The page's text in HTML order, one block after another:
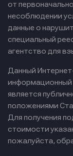
от
несоблюдении
данные о
специальный
агентство для
Данный
информационный
является
положениями
Для получения
стоимости
пожалуйста,